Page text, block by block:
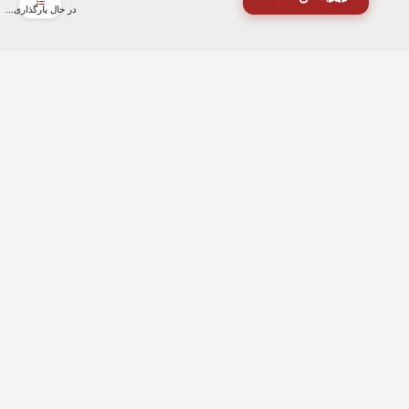
در حال بارگذاری...